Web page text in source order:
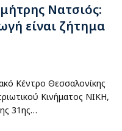
Νατσιός:
είναι ζήτημα
Κέντρο Θεσσαλονίκης
Κινήματος ΝΙΚΗ,
31ης…